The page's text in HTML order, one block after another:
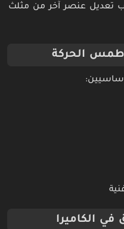
تعديل عنصر آخر من مثلث
طمس الحركة
الكاميرا